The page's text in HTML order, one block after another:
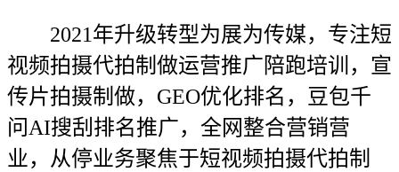
2021年升级转型为展为传媒，专注短
视频拍摄代拍制做运营推广陪跑培训，宣
传片拍摄制做，GEO优化排名，豆包千
问AI搜刮排名推广，全网整合营销营
业，从停业务聚焦于短视频拍摄代拍制